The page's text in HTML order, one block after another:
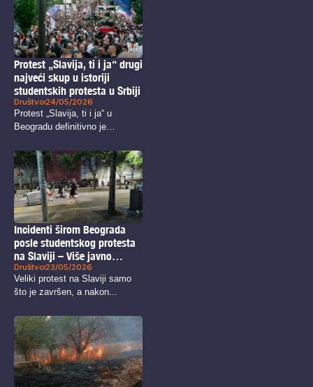
Protest „Slavija, ti i ja“ drugi
najveći skup u istoriji
studentskih protesta u Srbiji
Društvo 24/05/2026
Protest „Slavija, ti i ja“ u
Beogradu definitivno je
Incidenti širom Beograda
posle studentskog protesta
na Slaviji – Više javno
tužilaštvo na strani policije
Društvo 23/05/2026
Veliki protest na Slaviji samo
što je završen, a nakon...